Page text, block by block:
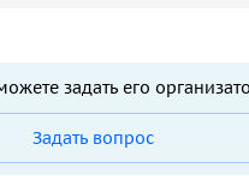
.
вас ждет:
по Нижнему Тагилу с
задать его
Задать вопрос